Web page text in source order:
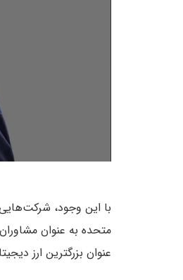
با این وجود،
عنوان بزرگترین ارز